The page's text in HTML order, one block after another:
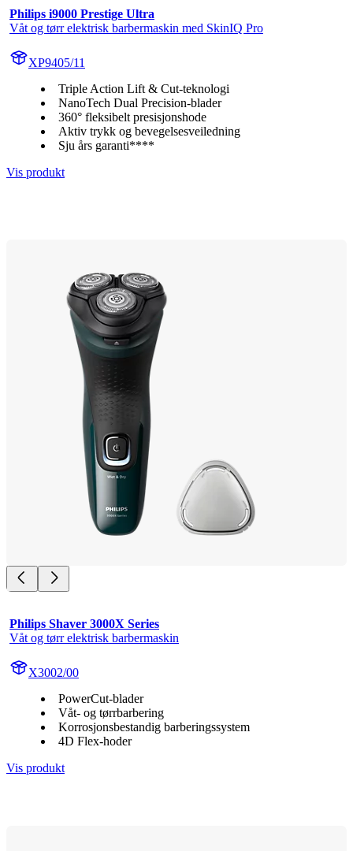
Philips i9000 Prestige Ultra
Våt og tørr elektrisk barbermaskin med SkinIQ Pro
XP9405/11
Triple Action Lift & Cut-teknologi
NanoTech Dual Precision-blader
360° fleksibelt presisjonshode
Aktiv trykk og bevegelsesveiledning
Sju års garanti****
Vis produkt
Philips Shaver 3000X Series
Våt og tørr elektrisk barbermaskin
X3002/00
PowerCut-blader
Våt- og tørrbarbering
Korrosjonsbestandig barberingssystem
4D Flex-hoder
Vis produkt